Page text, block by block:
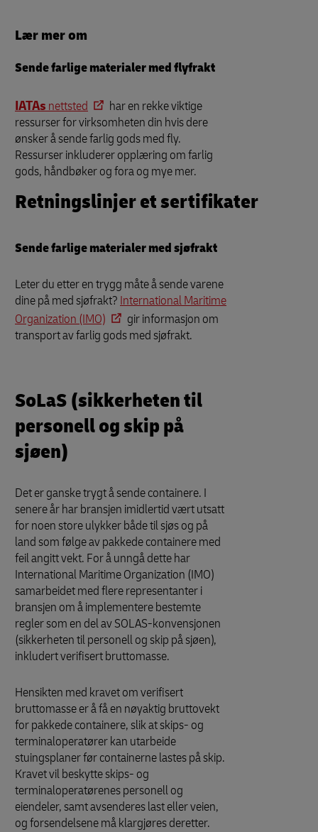
Lær mer om
Sende farlige materialer med flyfrakt
IATAs nettsted
har en rekke viktige
ressurser for virksomheten din hvis dere
ønsker å sende farlig gods med fly.
Ressurser inkluderer opplæring om farlig
gods, håndbøker og fora og mye mer.
Retningslinjer et sertifikater
Sende farlige materialer med sjøfrakt
Leter du etter en trygg måte å sende varene
dine på med sjøfrakt? International Maritime
Organization (IMO)
gir informasjon om
transport av farlig gods med sjøfrakt.
SoLaS (sikkerheten til
personell og skip på
sjøen)
Det er ganske trygt å sende containere. I
senere år har bransjen imidlertid vært utsatt
for noen store ulykker både til sjøs og på
land som følge av pakkede containere med
feil angitt vekt. For å unngå dette har
International Maritime Organization (IMO)
samarbeidet med flere representanter i
bransjen om å implementere bestemte
regler som en del av SOLAS-konvensjonen
(sikkerheten til personell og skip på sjøen),
inkludert verifisert bruttomasse.
Hensikten med kravet om verifisert
bruttomasse er å få en nøyaktig bruttovekt
for pakkede containere, slik at skips- og
terminaloperatører kan utarbeide
stuingsplaner før containerne lastes på skip.
Kravet vil beskytte skips- og
terminaloperatørenes personell og
eiendeler, samt avsenderes last eller veien,
og forsendelsene må klargjøres deretter.